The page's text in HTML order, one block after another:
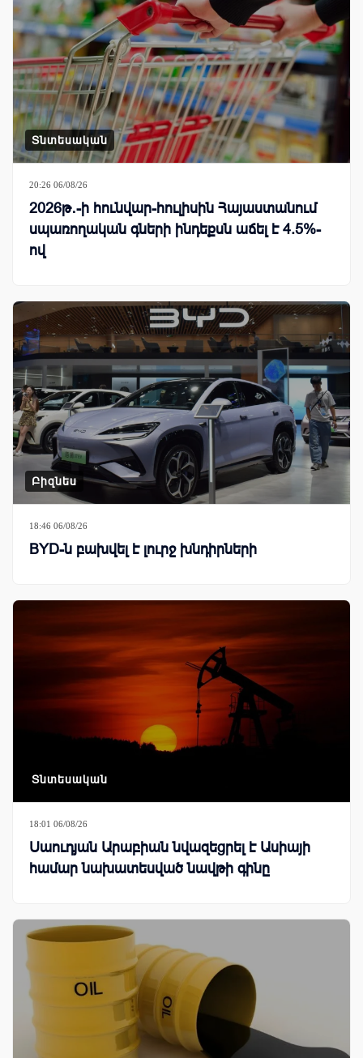
Տնտեսական
20:26 06/08/26
2026թ․-ի հունվար-հուլիսին Հայաստանում
սպառողական գների ինդեքսն աճել է 4.5%-
ով
Բիզնես
18:46 06/08/26
BYD-ն բախվել է լուրջ խնդիրների
Տնտեսական
18:01 06/08/26
Սաուդյան Արաբիան նվազեցրել է Ասիայի
համար նախատեսված նավթի գինը